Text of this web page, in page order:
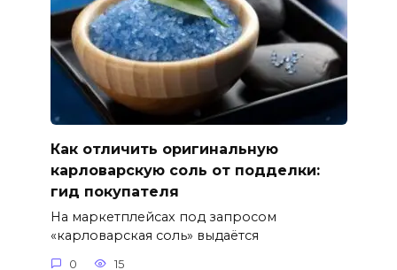
Как отличить оригинальную
карловарскую соль от подделки:
гид покупателя
На маркетплейсах под запросом
«карловарская соль» выдаётся
0 15